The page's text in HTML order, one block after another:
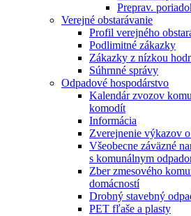
Preprav.
Verejné obstarávanie
Profil verejného
Podlimitné zákazky
Zákazky z nízkou
Súhrnné správy
Odpadové hospodárstvo
Kalendár zvozov
komodít
Informácia
Zverejnenie výkazov
Všeobecne záväzné
s komunálnym
Zber zmesového
domácností
Drobný stavebný
PET fľaše a plasty